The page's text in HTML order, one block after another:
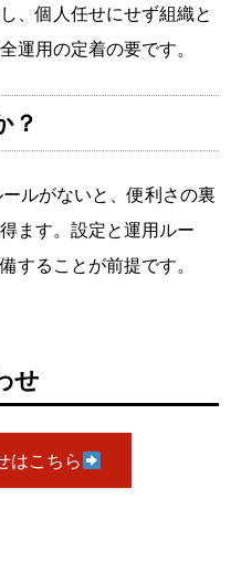
、個人任せにせず組織と
運用の定着の要です。
？
ルがないと、便利さの裏
ます。設定と運用ルー
することが前提です。
せ
はこちら